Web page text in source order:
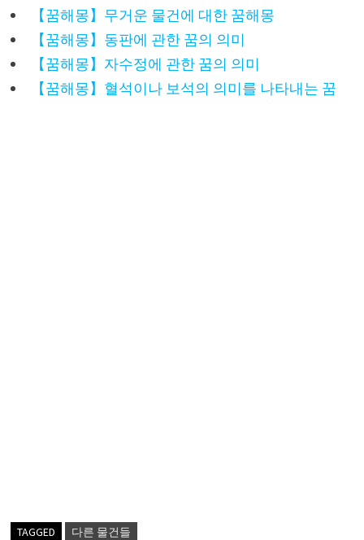
【꿈해몽】무거운 물건에 대한 꿈해몽
【꿈해몽】동판에 관한 꿈의 의미
【꿈해몽】자수정에 관한 꿈의 의미
【꿈해몽】혈석이나 보석의 의미를 나타내는 꿈
TAGGED 다른 물건들